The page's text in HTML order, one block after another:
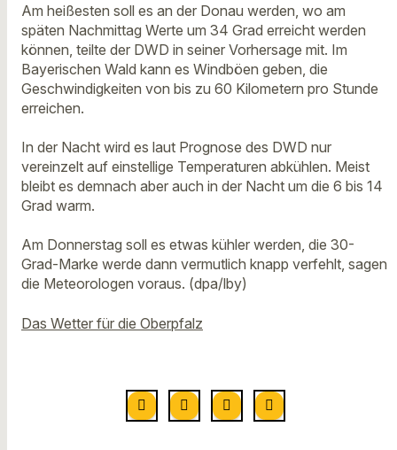
Am heißesten soll es an der Donau werden, wo am
späten Nachmittag Werte um 34 Grad erreicht werden
können, teilte der DWD in seiner Vorhersage mit. Im
Bayerischen Wald kann es Windböen geben, die
Geschwindigkeiten von bis zu 60 Kilometern pro Stunde
erreichen.
In der Nacht wird es laut Prognose des DWD nur
vereinzelt auf einstellige Temperaturen abkühlen. Meist
bleibt es demnach aber auch in der Nacht um die 6 bis 14
Grad warm.
Am Donnerstag soll es etwas kühler werden, die 30-
Grad-Marke werde dann vermutlich knapp verfehlt, sagen
die Meteorologen voraus. (dpa/lby)
Das Wetter für die Oberpfalz